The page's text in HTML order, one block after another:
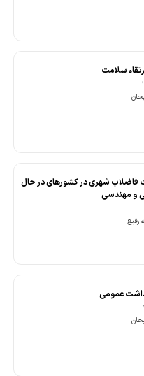
سلامت
فاضلاب شهری در کشورهای در حال
و مهندسی
رفیع
عمومی